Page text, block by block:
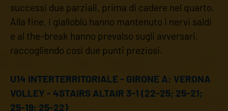
successi due parziali, prima di cadere nel quarto.
Alla fine, i gialloblù hanno mantenuto i nervi saldi
e al the-break hanno prevalso sugli avversari,
raccogliendo così due punti preziosi.
U14 INTERTERRITORIALE - GIRONE A: VERONA
VOLLEY - 4STAIRS ALTAIR 3-1 (22-25; 25-21;
25-19; 25-22)